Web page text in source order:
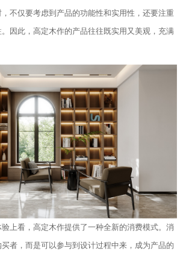
不仅要考虑到产品的功能性和实用性，还要注重
因此，高定木作的产品往往既实用又美观，充满
验上看，高定木作提供了一种全新的消费模式。消
者，而是可以参与到设计过程中来，成为产品的